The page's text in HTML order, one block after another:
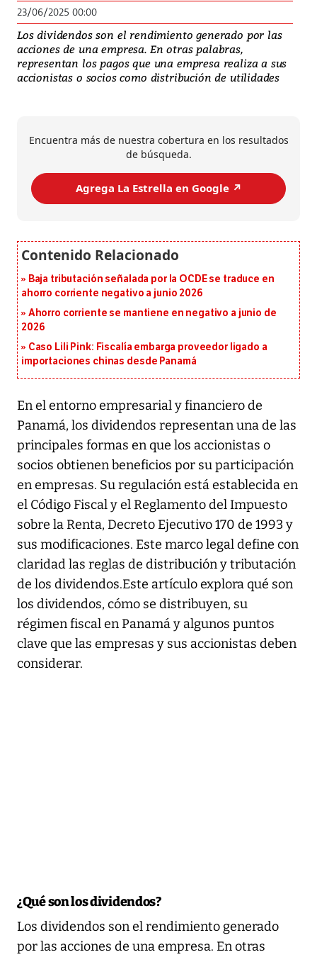
23/06/2025 00:00
Los dividendos son el rendimiento generado por las
acciones de una empresa. En otras palabras,
representan los pagos que una empresa realiza a sus
accionistas o socios como distribución de utilidades
Encuentra más de nuestra cobertura en los resultados
de búsqueda.
Agrega La Estrella en Google ↗️
Baja tributación señalada por la OCDE se traduce en
ahorro corriente negativo a junio 2026
Ahorro corriente se mantiene en negativo a junio de
2026
Caso Lili Pink: Fiscalía embarga proveedor ligado a
importaciones chinas desde Panamá
En el entorno empresarial y financiero de
Panamá, los dividendos representan una de las
principales formas en que los accionistas o
socios obtienen beneficios por su participación
en empresas. Su regulación está establecida en
el Código Fiscal y el Reglamento del Impuesto
sobre la Renta, Decreto Ejecutivo 170 de 1993 y
sus modificaciones. Este marco legal define con
claridad las reglas de distribución y tributación
de los dividendos.Este artículo explora qué son
los dividendos, cómo se distribuyen, su
régimen fiscal en Panamá y algunos puntos
clave que las empresas y sus accionistas deben
considerar.
¿Qué son los dividendos?
Los dividendos son el rendimiento generado
por las acciones de una empresa. En otras